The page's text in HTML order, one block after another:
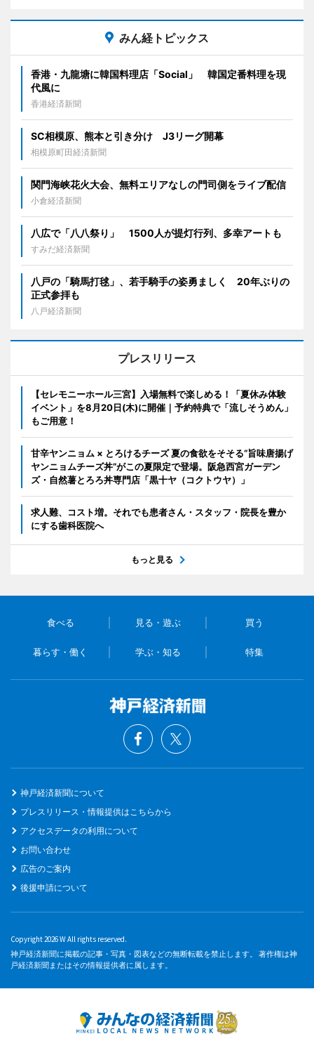
みん経トピックス
香港・九龍塘に韓国料理店「Social」 韓国定番料理を現
代風に
香港経済新聞
SC相模原、熊本と引き分け J3リーグ開幕
相模原町田経済新聞
関門海峡花火大会、無料エリアなしの門司側をライブ配信
小倉経済新聞
八広で「八八祭り」 1500人が提灯行列、多幸アートも
すみだ経済新聞
八戸の「騎馬打毬」、若手騎手の姿勇ましく 20年ぶりの
正式参拝も
八戸経済新聞
プレスリリース
【セレモニーホール三宮】入場無料で楽しめる！「夏休み体験
イベント」を8月20日(木)に開催｜予約特典で「流しそうめん」
もご用意！
甘辛ヤンニョム × とろけるチーズ 夏の食欲をそそる“旨味唐揚げ
ヤンニョムチーズ丼”がこの夏限定で登場。阪急西宮ガーデン
ズ・自然薯とろろ丼専門店「黒十ヤ（コクトウヤ）」
求人難、コスト増。それでも患者さん・スタッフ・院長を豊か
にする歯科医院へ
もっと見る
食べる 見る・遊ぶ 買う
暮らす・働く 学ぶ・知る 特集
神戸経済新聞について
プレスリリース・情報提供はこちらから
アクセスデータの利用について
お問い合わせ
広告のご案内
後援申請について
Copyright 2026 W All rights reserved.
神戸経済新聞に掲載の記事・写真・図表などの無断転載を禁止します。 著作権は神
戸経済新聞またはその情報提供者に属します。